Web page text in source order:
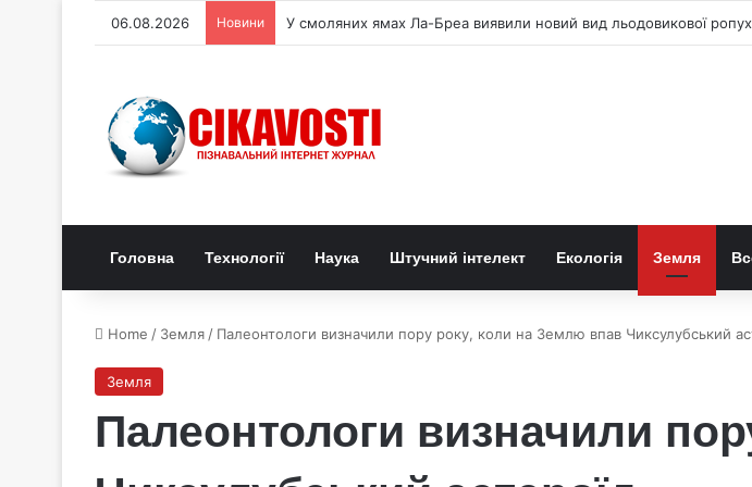
06.08.2026 Новини У смоляних ямах Ла-Бреа виявили новий вид льодовикової
Головна Технології Наука Штучний інтелект Екологія Земля
Home / Земля / Палеонтологи визначили пору року, коли на Землю впав Чиксулубський
Земля
Палеонтологи визначили